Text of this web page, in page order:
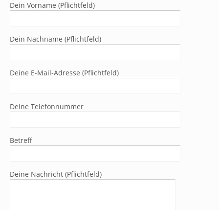
Dein Vorname (Pflichtfeld)
Dein Nachname (Pflichtfeld)
Deine E-Mail-Adresse (Pflichtfeld)
Deine Telefonnummer
Betreff
Deine Nachricht (Pflichtfeld)